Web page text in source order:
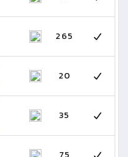
265
20
35